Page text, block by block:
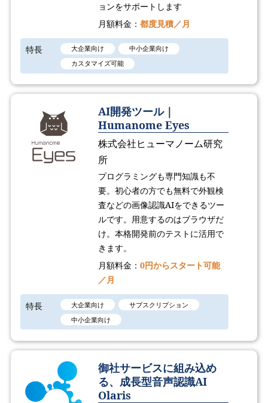
ョンをサポートします
月額料金： 都度見積／月
特長 大企業向け
中小企業向け
カスタマイズ可能
AI開発ツール｜
Humanome Eyes
株式会社ヒューマノーム研究
所
プログラミングも専門知識も不
要。初心者の方でも無料で外観検
査などの画像認識AIをできるツー
ルです。用意するのはブラウザだ
け。本格開発前のテストに活用で
きます。
月額料金： 0円からスタート可能
／月
特長 大企業向け
サブスクリプション
中小企業向け
御社サービスに組み込め
る、成長型音声認識AI
Olaris